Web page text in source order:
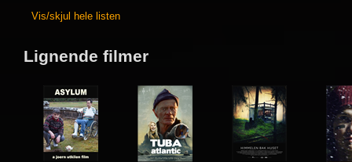
Vis/skjul hele listen
Lignende filmer